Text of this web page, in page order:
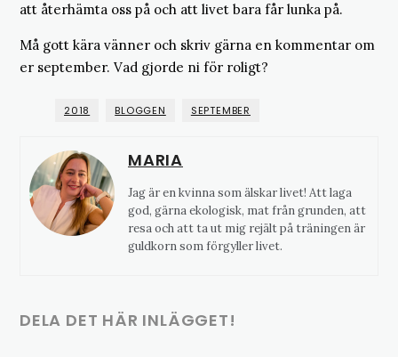
att återhämta oss på och att livet bara får lunka på.
Må gott kära vänner och skriv gärna en kommentar om
er september. Vad gjorde ni för roligt?
2018 BLOGGEN SEPTEMBER
MARIA
Jag är en kvinna som älskar livet! Att laga
god, gärna ekologisk, mat från grunden, att
resa och att ta ut mig rejält på träningen är
guldkorn som förgyller livet.
DELA DET HÄR INLÄGGET!